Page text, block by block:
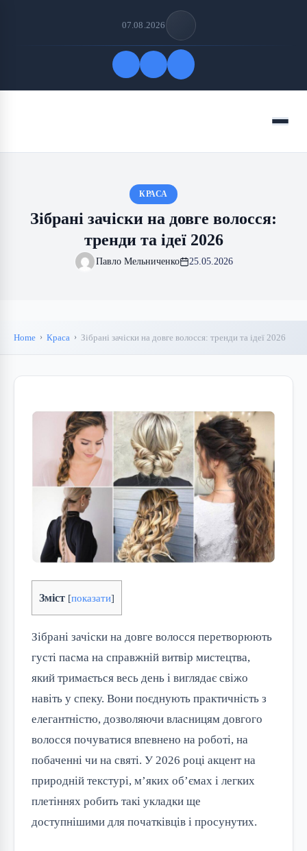
07.08.2026
Menu
КРАСА
Зібрані зачіски на довге волосся:
тренди та ідеї 2026
Павло Мельниченко 25.05.2026
Home Краса Зібрані зачіски на довге волосся: тренди та ідеї 2026
Зміст [показати]
Зібрані зачіски на довге волосся перетворюють
густі пасма на справжній витвір мистецтва,
який тримається весь день і виглядає свіжо
навіть у спеку. Вони поєднують практичність з
елегантністю, дозволяючи власницям довгого
волосся почуватися впевнено на роботі, на
побаченні чи на святі. У 2026 році акцент на
природній текстурі, м’яких об’ємах і легких
плетіннях робить такі укладки ще
доступнішими для початківців і просунутих.